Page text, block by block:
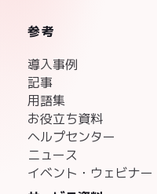
参考
導入事例
記事
用語集
お役立ち資料
ヘルプセンター
ニュース
イベント・ウェビナー